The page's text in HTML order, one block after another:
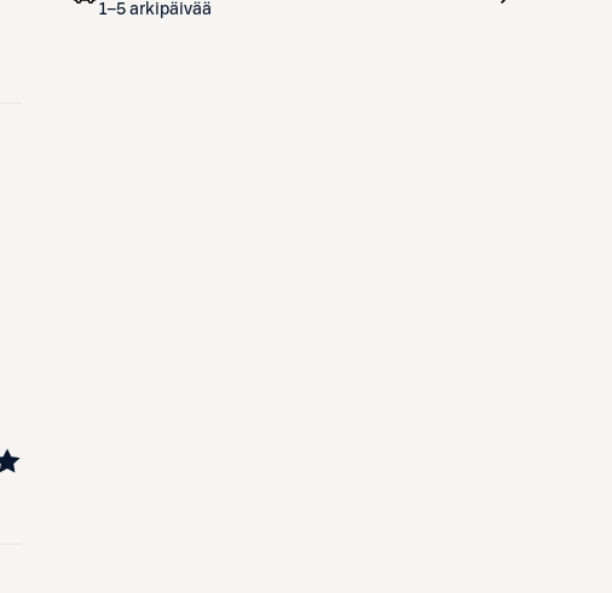
1–5 arkipäivää